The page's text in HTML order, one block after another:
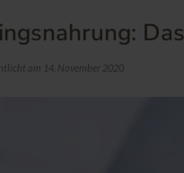
am 14. November 2020